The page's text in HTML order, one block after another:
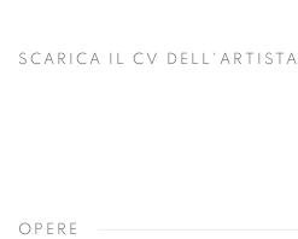
SCARICA IL CV DELL'ARTISTA
OPERE